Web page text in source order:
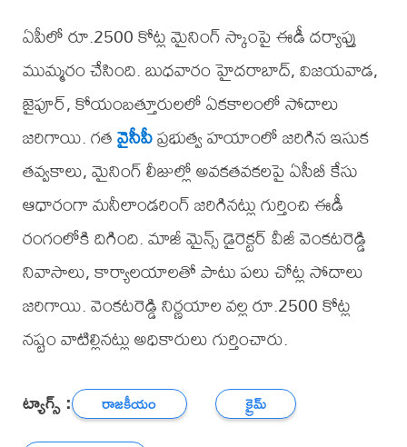
ఏపీలో రూ.2500 కోట్ల మైనింగ్ స్కాంపై ఈడీ దర్యాప్తు
ముమ్మరం చేసింది. బుధవారం హైదరాబాద్, విజయవాడ,
జైపూర్, కోయంబత్తూరులలో ఏకకాలంలో సోదాలు
జరిగాయి. గతవైసీపీప్రభుత్వ హయాంలో జరిగిన ఇసుక
తవ్వకాలు, మైనింగ్ లీజుల్లో అవకతవకలపై ఏసీబీ కేసు
ఆధారంగా మనీలాండరింగ్ జరిగినట్లు గుర్తించి ఈడీ
రంగంలోకి దిగింది. మాజీ మైన్స్ డైరెక్టర్ వీజీ వెంకటరెడ్డి
నివాసాలు, కార్యాలయాలతో పాటు పలు చోట్ల సోదాలు
జరిగాయి. వెంకటరెడ్డి నిర్ణయాల వల్ల రూ.2500 కోట్ల
నష్టం వాటిల్లినట్లు అధికారులు గుర్తించారు.
ట్యాగ్స్ : రాజకీయం
క్రైమ్